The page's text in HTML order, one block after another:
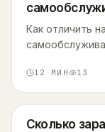
Как отличить
12 МИН 13
Сколько